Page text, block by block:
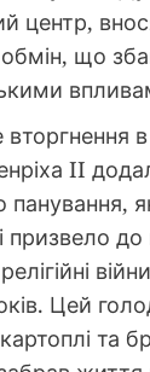
центр,
що
в
II
панування,
призвело до
Цей
та